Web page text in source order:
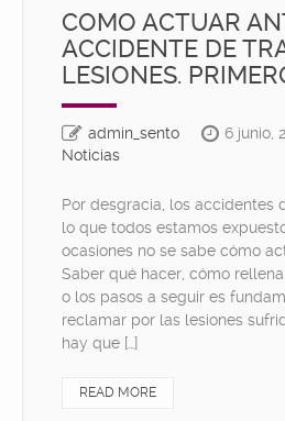
COMO ACTUAR
ACCIDENTE DE
LESIONES.
admin_sento
6 junio,
Noticias
Por desgracia, los accidentes
lo que todos estamos
ocasiones no se sabe cómo
Saber qué hacer, cómo
o los pasos a seguir es
reclamar por las lesiones
hay que […]
READ MORE